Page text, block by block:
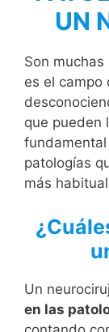
UN
Son
es el campo
que pueden
patologías
más
Un
en las